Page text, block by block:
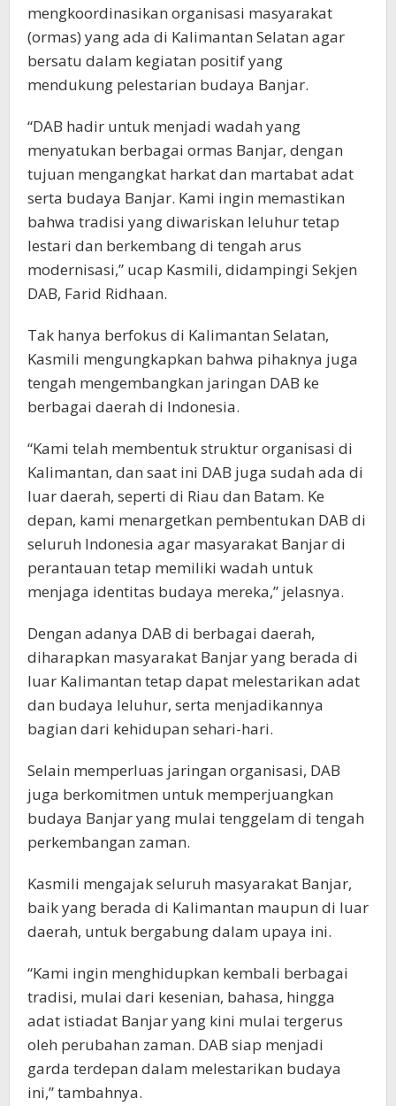
mengkoordinasikan organisasi masyarakat
(ormas) yang ada di Kalimantan Selatan agar
bersatu dalam kegiatan positif yang
mendukung pelestarian budaya Banjar.
“DAB hadir untuk menjadi wadah yang
menyatukan berbagai ormas Banjar, dengan
tujuan mengangkat harkat dan martabat adat
serta budaya Banjar. Kami ingin memastikan
bahwa tradisi yang diwariskan leluhur tetap
lestari dan berkembang di tengah arus
modernisasi,” ucap Kasmili, didampingi Sekjen
DAB, Farid Ridhaan.
Tak hanya berfokus di Kalimantan Selatan,
Kasmili mengungkapkan bahwa pihaknya juga
tengah mengembangkan jaringan DAB ke
berbagai daerah di Indonesia.
“Kami telah membentuk struktur organisasi di
Kalimantan, dan saat ini DAB juga sudah ada di
luar daerah, seperti di Riau dan Batam. Ke
depan, kami menargetkan pembentukan DAB di
seluruh Indonesia agar masyarakat Banjar di
perantauan tetap memiliki wadah untuk
menjaga identitas budaya mereka,” jelasnya.
Dengan adanya DAB di berbagai daerah,
diharapkan masyarakat Banjar yang berada di
luar Kalimantan tetap dapat melestarikan adat
dan budaya leluhur, serta menjadikannya
bagian dari kehidupan sehari-hari.
Selain memperluas jaringan organisasi, DAB
juga berkomitmen untuk memperjuangkan
budaya Banjar yang mulai tenggelam di tengah
perkembangan zaman.
Kasmili mengajak seluruh masyarakat Banjar,
baik yang berada di Kalimantan maupun di luar
daerah, untuk bergabung dalam upaya ini.
“Kami ingin menghidupkan kembali berbagai
tradisi, mulai dari kesenian, bahasa, hingga
adat istiadat Banjar yang kini mulai tergerus
oleh perubahan zaman. DAB siap menjadi
garda terdepan dalam melestarikan budaya
ini,” tambahnya.